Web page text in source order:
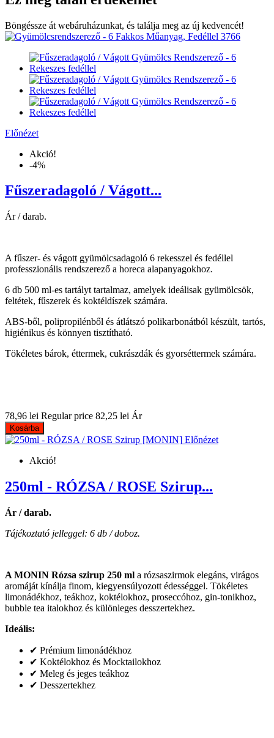
Böngéssze át webáruházunkat, és találja meg az új kedvencét!
Előnézet
Akció!
-4%
Fűszeradagoló / Vágott...
Ár / darab.
A fűszer- és vágott gyümölcsadagoló 6 rekesszel és fedéllel
professzionális rendszerező a horeca alapanyagokhoz.
6 db 500 ml-es tartályt tartalmaz, amelyek ideálisak gyümölcsök,
feltétek, fűszerek és koktéldíszek számára.
ABS-ből, polipropilénből és átlátszó polikarbonátból készült, tartós,
higiénikus és könnyen tisztítható.
Tökéletes bárok, éttermek, cukrászdák és gyorséttermek számára.
78,96 lei Regular price 82,25 lei Ár
Kosárba
Előnézet
Akció!
250ml - RÓZSA / ROSE Szirup...
Ár / darab.
Tájékoztató jelleggel: 6 db / doboz.
A MONIN Rózsa szirup 250 ml a rózsaszirmok elegáns, virágos
aromáját kínálja finom, kiegyensúlyozott édességgel. Tökéletes
limonádékhoz, teákhoz, koktélokhoz, proseccóhoz, gin-tonikhoz,
bubble tea italokhoz és különleges desszertekhez.
Ideális:
✔ Prémium limonádékhoz
✔ Koktélokhoz és Mocktailokhoz
✔ Meleg és jeges teákhoz
✔ Desszertekhez